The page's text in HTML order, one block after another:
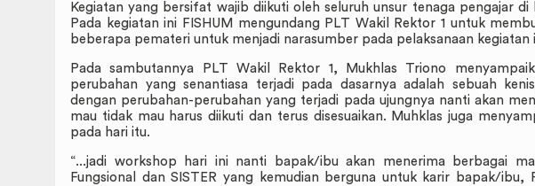
Kegiatan yang bersifat wajib diikuti oleh seluruh unsur tenaga pengajar
Pada kegiatan ini FISHUM mengundang PLT Wakil Rektor 1 untuk
beberapa pemateri untuk menjadi narasumber pada pelaksanaan kegiatan
Pada sambutannya PLT Wakil Rektor 1, Mukhlas Triono
perubahan yang senantiasa terjadi pada dasarnya adalah sebuah
dengan perubahan-perubahan yang terjadi pada ujungnya nanti akan
mau tidak mau harus diikuti dan terus disesuaikan. Muhklas juga
pada hari itu.
“...jadi workshop hari ini nanti bapak/ibu akan menerima berbagai
Fungsional dan SISTER yang kemudian berguna untuk karir bapak/